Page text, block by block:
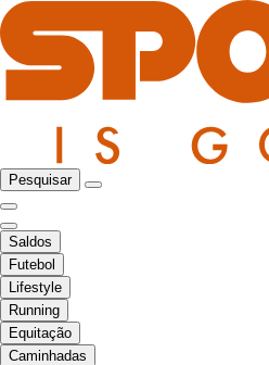
Pesquisar
Saldos
Futebol
Lifestyle
Running
Equitação
Caminhadas